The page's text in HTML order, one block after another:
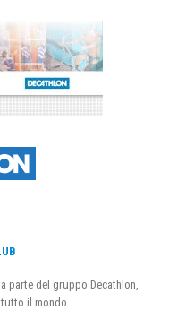
parte del gruppo Decathlon,
il mondo.